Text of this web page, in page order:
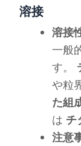
溶接
溶接
一般
す。
や粒
た組
は チ
注意